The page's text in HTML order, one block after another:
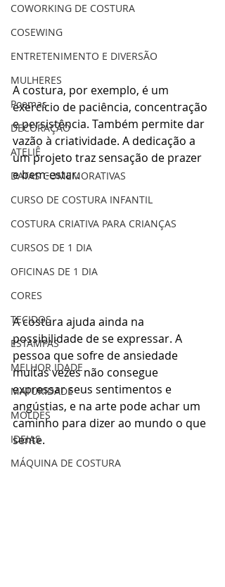
COWORKING DE COSTURA
COSEWING
ENTRETENIMENTO E DIVERSÃO
MULHERES
Poemas
DECORAÇÃO
ATELIÊ
DATAS COMEMORATIVAS
CURSO DE COSTURA INFANTIL
COSTURA CRIATIVA PARA CRIANÇAS
CURSOS DE 1 DIA
OFICINAS DE 1 DIA
CORES
TECIDOS
ESTAMPAS
MELHOR IDADE
MATURIDADE
MOLDES
IDEIAS
MÁQUINA DE COSTURA
A costura, por exemplo, é um
exercício de paciência, concentração
e persistência. Também permite dar
vazão à criatividade. A dedicação a
um projeto traz sensação de prazer
e bem-estar.
A costura ajuda ainda na
possibilidade de se expressar. A
pessoa que sofre de ansiedade
muitas vezes não consegue
expressar seus sentimentos e
angústias, e na arte pode achar um
caminho para dizer ao mundo o que
sente.